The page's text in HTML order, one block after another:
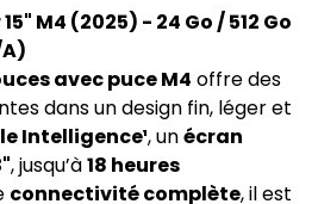
M4 (2025) - 24 Go / 512 Go
avec puce M4 offre des
dans un design fin, léger et
Intelligence¹, unécran
, jusqu’à18 heures
connectivité complète, il est